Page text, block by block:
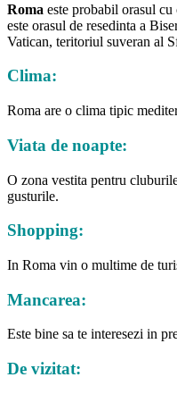
Roma este probabil orasul
este orasul de resedinta a
Vatican, teritoriul suveran al
Clima:
Roma are o clima tipic
Viata de noapte:
O zona vestita pentru
gusturile.
Shopping:
In Roma vin o multime de
Mancarea:
Este bine sa te interesezi in
De vizitat: